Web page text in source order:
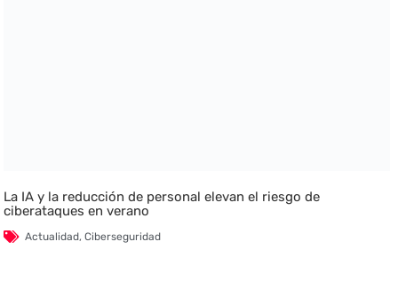
La IA y la reducción de personal elevan el riesgo de
ciberataques en verano
Actualidad,Ciberseguridad